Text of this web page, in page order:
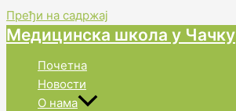
Пређи на садржај
Медицинска школа у Чачку
Почетна
Новости
О нама